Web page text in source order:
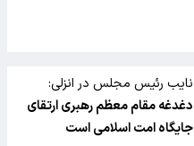
نایب رئیس مجلس در انزلی:
دغدغه مقام معظم رهبری ارتقای
جایگاه امت اسلامی است